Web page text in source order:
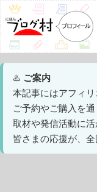
♨️ ご案内
本記事にはアフィリ
ご予約やご購入を
取材や発信活動に活
皆さまの応援が、